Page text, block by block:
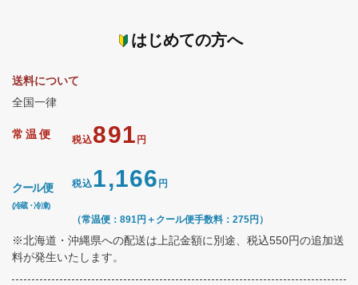
はじめての方へ
送料について
全国一律
常温便 税込891 円
クール便
(冷蔵・冷凍)
税込1,166 円
（常温便：891円＋クール便手数料：275円）
※北海道・沖縄県への配送は上記金額に別途、税込550円の追加送
料が発生いたします。